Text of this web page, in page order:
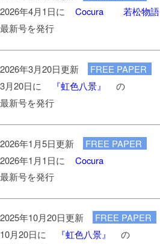
2026年4月1日に
Cocura
若松物語
最新号を発行
2026年3月20日更新
FREE PAPER
3月20日に
『虹色八景』
の
最新号を発行
2026年1月5日更新
FREE PAPER
2026年1月1日に
Cocura
最新号を発行
2025年10月20日更新
FREE PAPER
10月20日に
『虹色八景』
の